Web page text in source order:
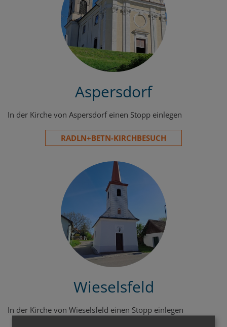
Aspersdorf
In der Kirche von Aspersdorf einen Stopp einlegen
RADLN+BETN-KIRCHBESUCH
Wieselsfeld
In der Kirche von Wieselsfeld einen Stopp einlegen